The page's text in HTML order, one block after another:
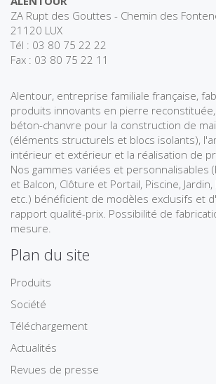
ZA Rupt des Gouttes - Chemin des
21120 LUX
Tél : 03 80 75 22 22
Fax : 03 80 75 22 11
Alentour, entreprise familiale française,
produits innovants en pierre
béton-chanvre pour la construction de
(éléments structurels et blocs isolants),
intérieur et extérieur et la réalisation de
Nos gammes variées et personnalisables
et Balcon, Clôture et Portail, Piscine,
etc.) bénéficient de modèles exclusifs et
rapport qualité-prix. Possibilité de
mesure.
Plan du site
Produits
Société
Téléchargement
Actualités
Revues de presse